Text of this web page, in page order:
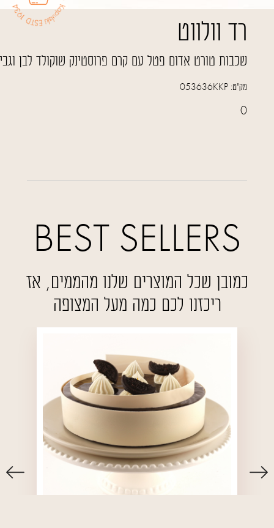
רד וולווט
שכבות טורט אדום פטל עם קרם פרוסטינק שוקולד לבן
מק"ט: 053636KKP
0
כמובן שכל המוצרים שלנו מהממים, אז
ריכזנו לכם כמה מעל המצופה